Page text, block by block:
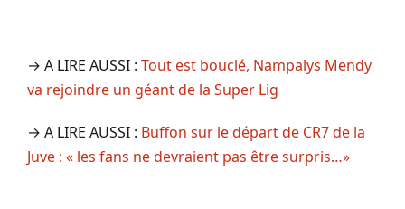
→ A LIRE AUSSI : Tout est bouclé, Nampalys Mendy
va rejoindre un géant de la Super Lig
→ A LIRE AUSSI : Buffon sur le départ de CR7 de la
Juve : « les fans ne devraient pas être surpris…»